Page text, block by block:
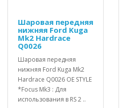
Шаровая передняя
нижняя Ford Kuga
Mk2 Hardrace
Q0026
Шаровая передняя
нижняя Ford Kuga Mk2
Hardrace Q0026 OE STYLE
*Focus Mk3 : Для
использования в RS 2 ..